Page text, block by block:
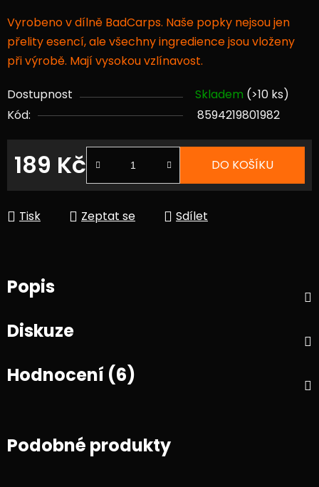
Vyrobeno v dílně BadCarps. Naše popky nejsou jen
přelity esencí, ale všechny ingredience jsou vloženy
při výrobě. Mají vysokou vzlínavost.
Dostupnost Skladem (>10 ks)
Kód:
8594219801982
189 Kč
Měrná cena:
DO KOŠÍKU
Tisk Zeptat se Sdílet
Popis
Diskuze
Hodnocení (6)
Podobné produkty